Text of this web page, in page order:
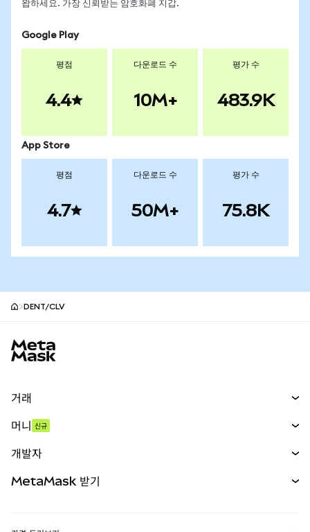
왑하세요. 가장 신뢰받는 암호화폐 지갑.
Google Play
평점
4.4
다운로드 수
10M+
평가 수
483.9K
App Store
평점
4.7
다운로드 수
50M+
평가 수
75.8K
DENT/CLV
거래
무기한 선물
실물자산
머니 신규
개발자
MetaMask 받기